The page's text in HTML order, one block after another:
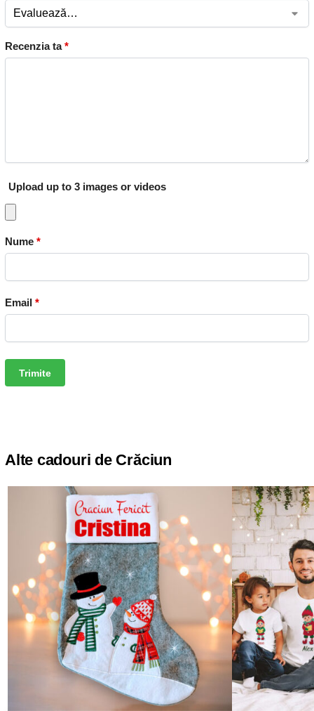
Recenzia ta*
Upload up to 3 images or videos
Nume *
Email *
Alte cadouri de Crăciun